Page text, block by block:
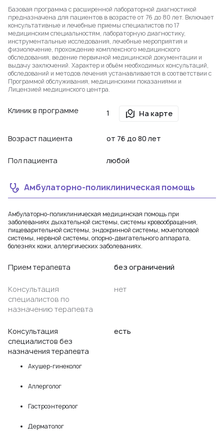
Базовая программа с расширенной лабораторной диагностикой
предназначена для пациентов в возрасте от 76 до 80 лет. Включает
консультативные и лечебные приемы специалистов по 17
медицинским специальностям, лабораторную диагностику,
инструментальные исследования, лечебные мероприятия и
физиолечение, прохождение комплексного медицинского
обследования, ведение первичной медицинской документации и
выдачу заключений. Характер и объём необходимых консультаций,
обследований и методов лечения устанавливается в соответствии с
Программой обслуживания, медицинскими показаниями и
Лицензией медицинского центра.
Клиник в программе 1 На карте
Возраст пациента от 76 до 80 лет
Пол пациента любой
Амбулаторно-поликлиническая помощь
Амбулаторно-поликлиническая медицинская помощь при
заболеваниях дыхательной системы, системы кровообращения,
пищеварительной системы, эндокринной системы, мочеполовой
системы, нервной системы, опорно-двигательного аппарата,
болезнях кожи, аллергических заболеваниях.
Прием терапевта без ограничений
Консультация
специалистов по
назначению терапевта
нет
Консультация
специалистов без
назначения терапевта
есть
Акушер-гинеколог
Аллерголог
Гастроэнтеролог
Дерматолог